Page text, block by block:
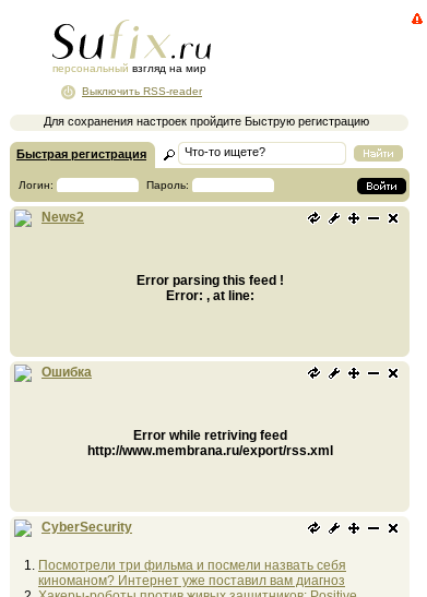
персональный взгляд на мир
Для сохранения настроек пройдите Быструю регистрацию
Выключить RSS-reader
Быстрая регистрация
Логин: Пароль:
News2
Error parsing this feed !
Error: , at line:
Ошибка
Error while retriving feed
http://www.membrana.ru/export/rss.xml
CyberSecurity
Посмотрели три фильма и посмели назвать себя
киноманом? Интернет уже поставил вам диагноз